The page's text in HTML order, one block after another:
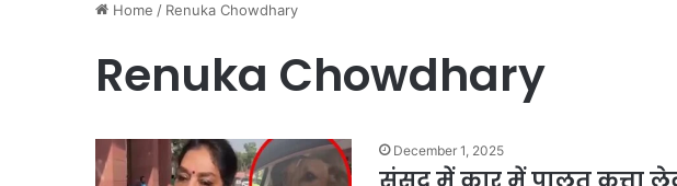
Home / Renuka Chowdhary
Renuka Chowdhary
December 1, 2025